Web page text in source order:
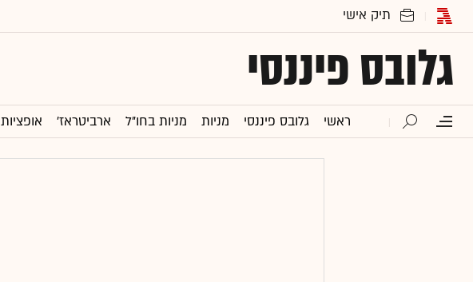
גלובס פיננסי
ראשי גלובס פיננסי מניות מניות בחו"ל ארביטראז' אופציות